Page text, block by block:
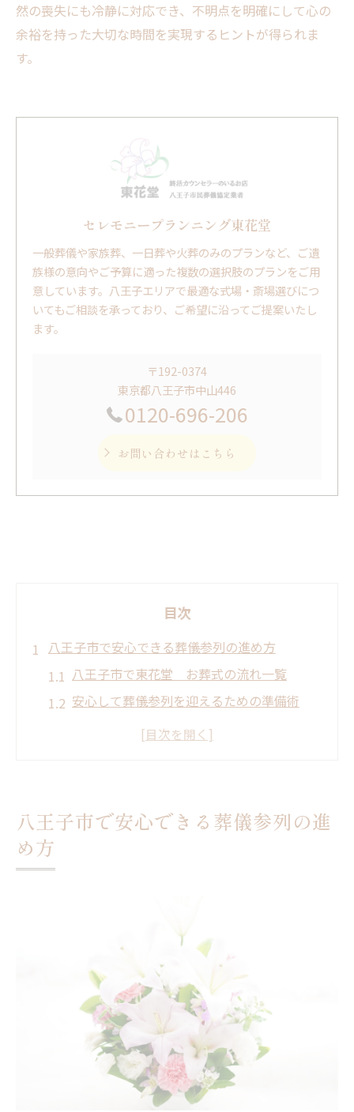
然の喪失にも冷静に対応でき、不明点を明確にして心の
余裕を持った大切な時間を実現するヒントが得られま
す。
セレモニープランニング東花堂
一般葬儀や家族葬、一日葬や火葬のみのプランなど、ご遺
族様の意向やご予算に適った複数の選択肢のプランをご用
意しています。八王子エリアで最適な式場・斎場選びにつ
いてもご相談を承っており、ご希望に沿ってご提案いたし
ます。
〒192-0374
東京都八王子市中山446
0120-696-206
お問い合わせはこちら
目次
八王子市で安心できる葬儀参列の進め方
八王子市で東花堂 お葬式の流れ一覧
安心して葬儀参列を迎えるための準備術
参列時に押さえたい八王子市のポイント
お葬式準備なら東花堂がサポートします
準備段階で役立つ東花堂 お葬式チェック
東花堂 お葬式ならではのサポート体制
不安を解消する準備のポイント
経済的負担を抑える葬儀参列の知恵
八王子市の葬儀費用と補助金比較表
東花堂 お葬式で節約を実現する方法
費用を抑えた葬儀参列の選択肢とは
補助金活用で負担を減らすポイント
八王子市で安心できる葬儀参列の進
め方